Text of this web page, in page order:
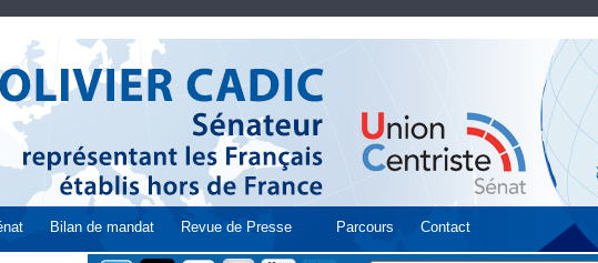
Bilan de mandat Revue de Presse Parcours Contact